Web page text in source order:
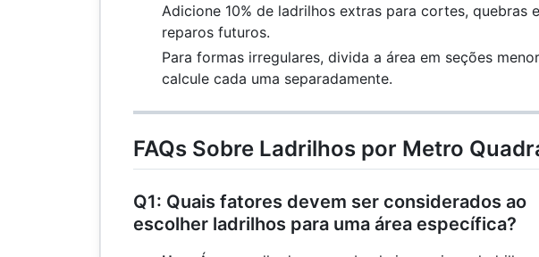
Adicione 10% de ladrilhos extras para cortes, quebras e
reparos futuros.
Para formas irregulares, divida a área em seções
calcule cada uma separadamente.
FAQs Sobre Ladrilhos por Metro
Q1: Quais fatores devem ser considerados ao
escolher ladrilhos para uma área específica?